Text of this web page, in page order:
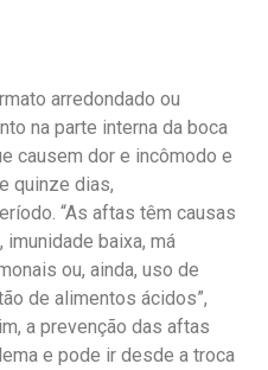
arredondado ou
na parte interna da boca
causem dor e incômodo e
quinze dias,
“As aftas têm causas
baixa, má
ou, ainda, uso de
de alimentos ácidos”,
a prevenção das aftas
e pode ir desde a troca